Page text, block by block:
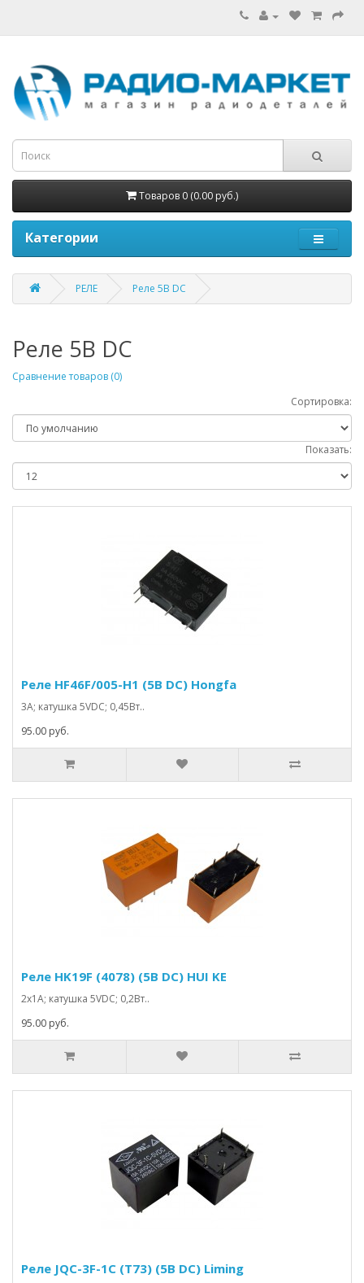
Товаров 0 (0.00 руб.)
Категории
РЕЛЕ Реле 5В DC
Реле 5В DC
Сравнение товаров (0)
Сортировка:
Показать:
Реле HF46F/005-H1 (5В DC) Hongfa
3A; катушка 5VDC; 0,45Вт..
95.00 руб.
Реле HK19F (4078) (5В DC) HUI KE
2x1A; катушка 5VDC; 0,2Вт..
95.00 руб.
Реле JQC-3F-1C (T73) (5В DC) Liming